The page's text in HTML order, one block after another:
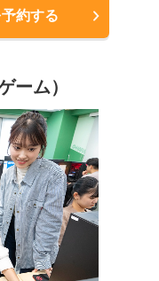
約する
ーム）